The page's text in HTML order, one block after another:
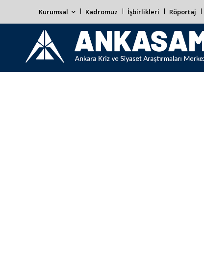
Kurumsal Kadromuz İşbirlikleri Röportaj